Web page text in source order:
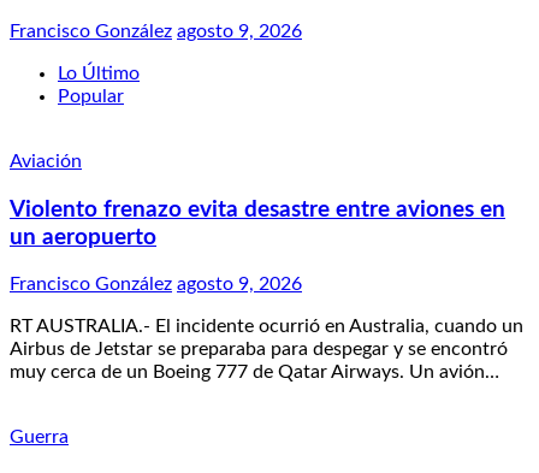
Francisco González agosto 9, 2026
Lo Último
Popular
Aviación
Violento frenazo evita desastre entre aviones en
un aeropuerto
Francisco González agosto 9, 2026
RT AUSTRALIA.- El incidente ocurrió en Australia, cuando un
Airbus de Jetstar se preparaba para despegar y se encontró
muy cerca de un Boeing 777 de Qatar Airways. Un avión…
Guerra